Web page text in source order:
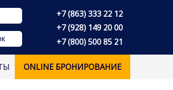
+7 (863) 333 22 12
+7 (928) 149 20 00
+7 (800) 500 85 21
ONLINE БРОНИРОВАНИЕ